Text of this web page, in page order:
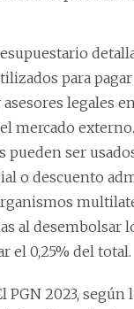
para pagar
legales
mercado
pueden ser
o descuento
al desembolsar
el 0,25% del total.
PGN 2023, según